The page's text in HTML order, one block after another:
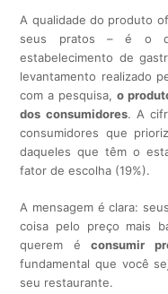
A qualidade do produto
seus pratos – é o
estabelecimento de
levantamento realizado
com a pesquisa, o
dos consumidores. A
consumidores que
daqueles que têm o
fator de escolha (19%).
A mensagem é clara:
coisa pelo preço mais
querem é consumir
fundamental que você
seu restaurante.